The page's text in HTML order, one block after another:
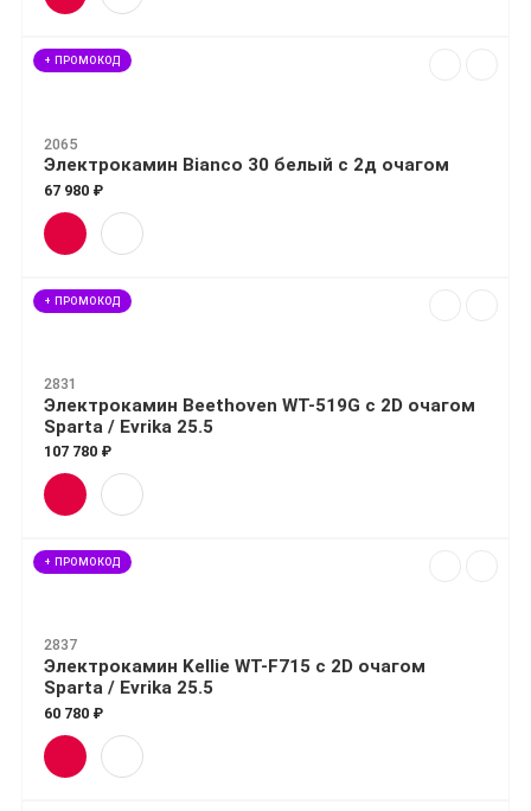
+ ПРОМОКОД
2065
Электрокамин Bianco 30 белый с 2д очагом
67 980 ₽
+ ПРОМОКОД
2831
Электрокамин Beethoven WT-519G с 2D очагом
Sparta / Evrika 25.5
107 780 ₽
+ ПРОМОКОД
2837
Электрокамин Kellie WT-F715 с 2D очагом
Sparta / Evrika 25.5
60 780 ₽